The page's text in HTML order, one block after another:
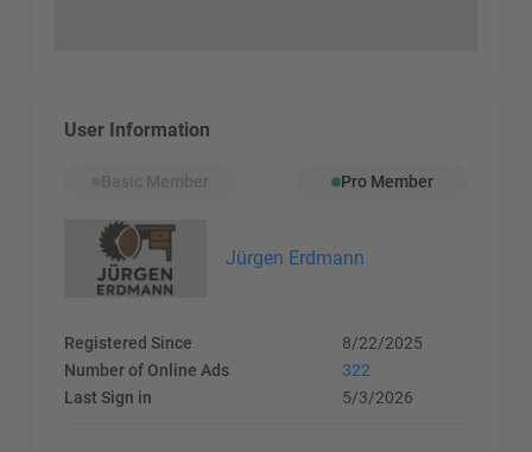
User Information
Basic Member Pro Member
Jürgen Erdmann
Registered Since
8/22/2025
Number of Online Ads
322
Last Sign in
5/3/2026